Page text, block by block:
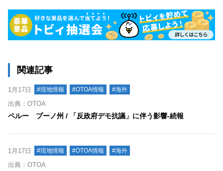
関連記事
1月17日 #現地情報 #OTOA情報 #海外
出典：OTOA
ペルー プーノ州 / 「反政府デモ抗議」に伴う影響‐続報
1月17日 #現地情報 #OTOA情報 #海外
出典：OTOA